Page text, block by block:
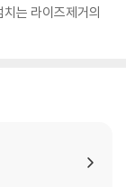
는 라이즈제거의